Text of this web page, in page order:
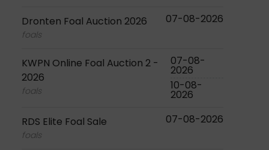
Dronten Foal Auction 2026
foals
07-08-2026
KWPN Online Foal Auction 2 -
2026
foals
07-08-
2026
10-08-
2026
RDS Elite Foal Sale
foals
07-08-2026